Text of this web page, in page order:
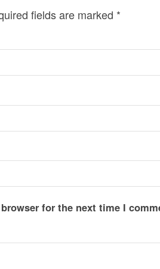
fields are marked *
for the next time I